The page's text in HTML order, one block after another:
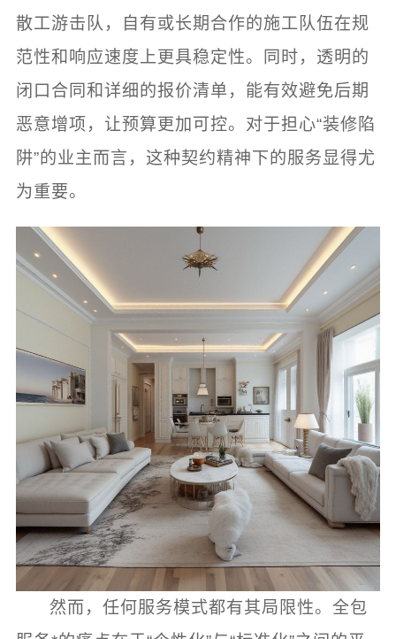
散工游击队，自有或长期合作的施工队伍在规
范性和响应速度上更具稳定性。同时，透明的
闭口合同和详细的报价清单，能有效避免后期
恶意增项，让预算更加可控。对于担心“装修陷
阱”的业主而言，这种契约精神下的服务显得尤
为重要。
然而，任何服务模式都有其局限性。全包